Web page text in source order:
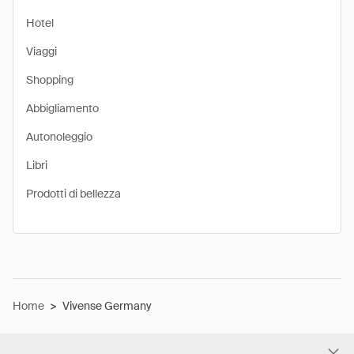
Hotel
Viaggi
Shopping
Abbigliamento
Autonoleggio
Libri
Prodotti di bellezza
Home > Vivense Germany